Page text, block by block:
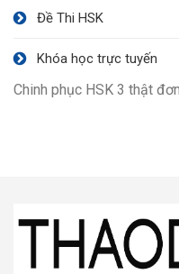
Đề Thi HSK
Khóa học trực tuyến
Chinh phục HSK 3 thật